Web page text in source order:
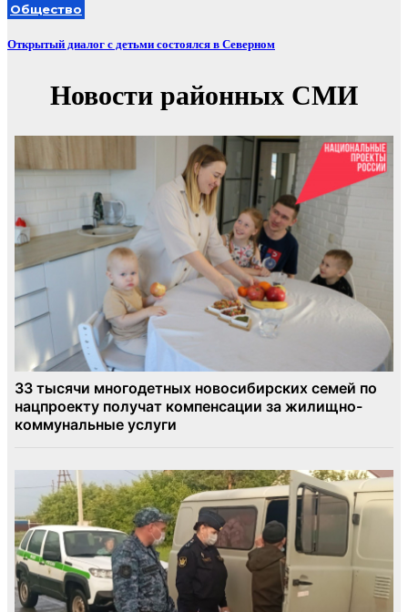
Общество
Открытый диалог с детьми состоялся в Северном